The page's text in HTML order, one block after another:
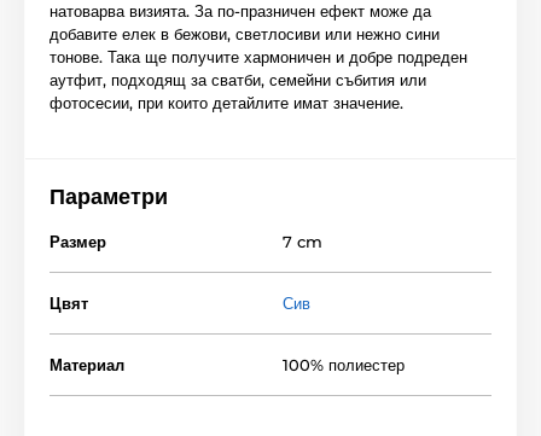
натоварва визията. За по-празничен ефект може да
добавите елек в бежови, светлосиви или нежно сини
тонове. Така ще получите хармоничен и добре подреден
аутфит, подходящ за сватби, семейни събития или
фотосесии, при които детайлите имат значение.
Параметри
Размер 7 cm
Цвят Сив
Материал 100% полиестер